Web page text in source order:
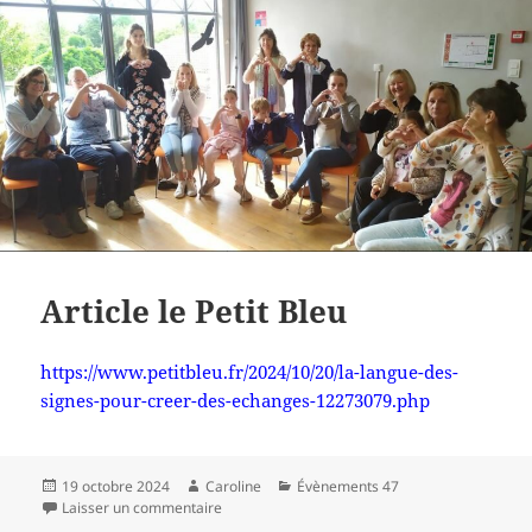
Article le Petit Bleu
https://www.petitbleu.fr/2024/10/20/la-langue-des-
signes-pour-creer-des-echanges-12273079.php
Publié
le
19 octobre 2024 Auteur
Caroline Catégories
Évènements 47
Laisser un commentaire